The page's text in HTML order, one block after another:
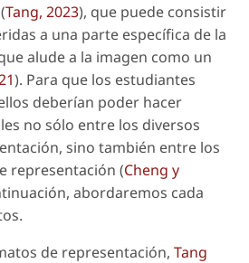
Tang, 2023), que puede consistir
a una parte específica de la
alude a la imagen como un
). Para que los estudiantes
deberían poder hacer
no sólo entre los diversos
sino también entre los
representación (Cheng y
abordaremos cada
de representación, Tang